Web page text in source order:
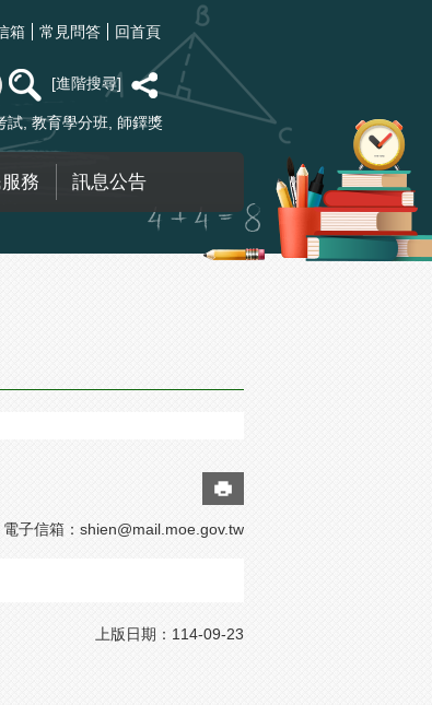
箱 常見問答 回首頁
進階搜尋
試 教育學分班 師鐸獎
務 訊息公告
子信箱： shien@mail.moe.gov.tw
上版日期：114-09-23